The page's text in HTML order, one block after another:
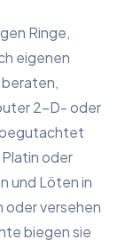
Ringe,
eigenen
2-D- oder
oder
und Löten in
oder versehen
biegen sie